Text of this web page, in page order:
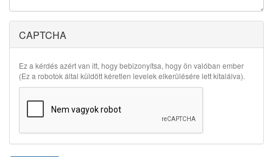
CAPTCHA
Ez a kérdés azért van itt, hogy bebizonyítsa, hogy ön valóban ember
(Ez a robotok által küldött kéretlen levelek elkerülésére lett kitalálva).